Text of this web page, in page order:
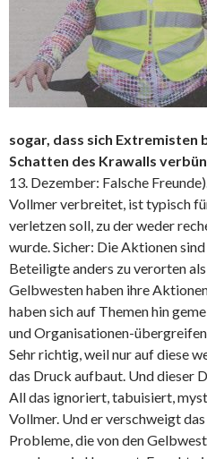
sogar, dass sich Extremisten
Schatten des Krawalls
13. Dezember: Falsche
Vollmer verbreitet, ist typisch
verletzen soll, zu der weder
wurde. Sicher: Die Aktionen
Beteiligte anders zu verorten
Gelbwesten haben ihre
haben sich auf Themen hin
und Organisationen-
Sehr richtig, weil nur auf diese
das Druck aufbaut. Und dieser
All das ignoriert, tabuisiert,
Vollmer. Und er verschweigt
Probleme, die von den